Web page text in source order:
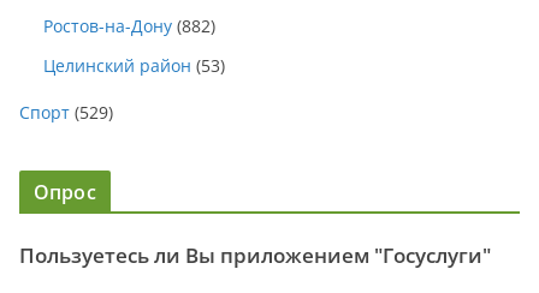
Ростов-на-Дону (882)
Целинский район (53)
Спорт (529)
Опрос
Пользуетесь ли Вы приложением "Госуслуги"